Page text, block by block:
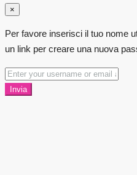
×
Per favore inserisci il tuo nome
un link per creare una nuova
Invia